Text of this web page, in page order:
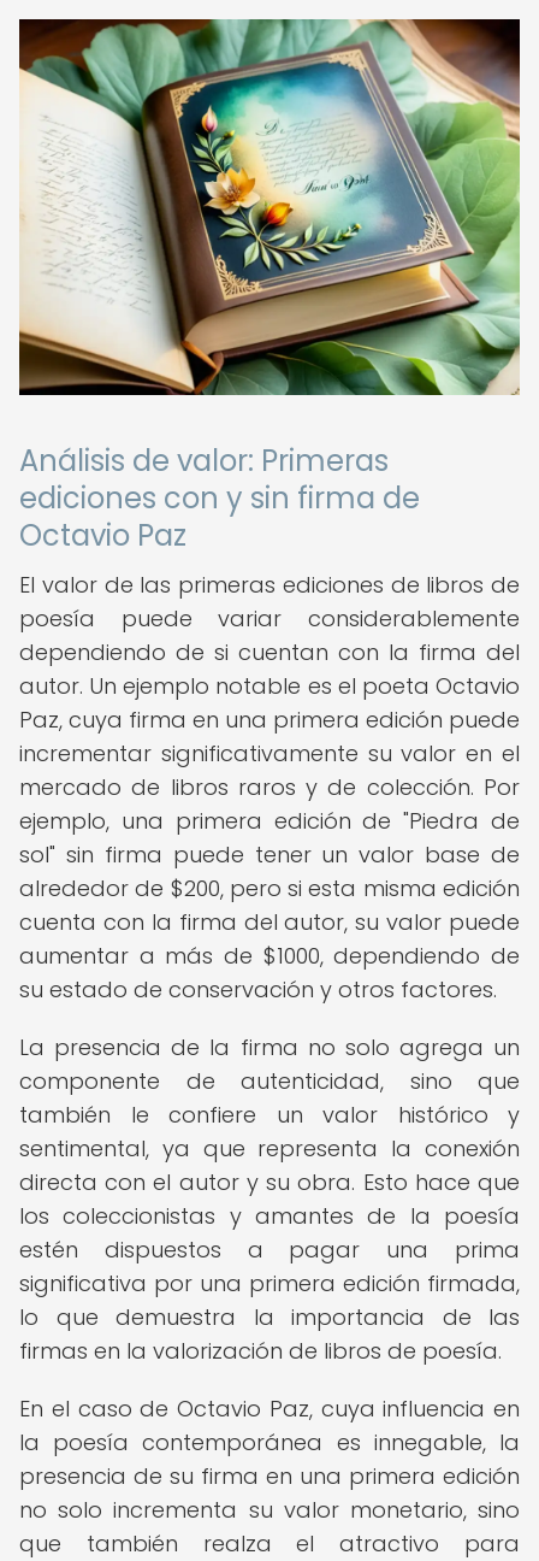
Análisis de valor: Primeras
ediciones con y sin firma de
Octavio Paz
El valor de las primeras ediciones de libros de
poesía puede variar considerablemente
dependiendo de si cuentan con la firma del
autor. Un ejemplo notable es el poeta Octavio
Paz, cuya firma en una primera edición puede
incrementar significativamente su valor en el
mercado de libros raros y de colección. Por
ejemplo, una primera edición de "Piedra de
sol" sin firma puede tener un valor base de
alrededor de $200, pero si esta misma edición
cuenta con la firma del autor, su valor puede
aumentar a más de $1000, dependiendo de
su estado de conservación y otros factores.
La presencia de la firma no solo agrega un
componente de autenticidad, sino que
también le confiere un valor histórico y
sentimental, ya que representa la conexión
directa con el autor y su obra. Esto hace que
los coleccionistas y amantes de la poesía
estén dispuestos a pagar una prima
significativa por una primera edición firmada,
lo que demuestra la importancia de las
firmas en la valorización de libros de poesía.
En el caso de Octavio Paz, cuya influencia en
la poesía contemporánea es innegable, la
presencia de su firma en una primera edición
no solo incrementa su valor monetario, sino
que también realza el atractivo para